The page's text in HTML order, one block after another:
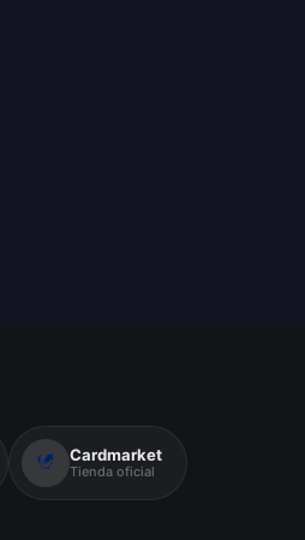
Cardmarket
Tienda oficial